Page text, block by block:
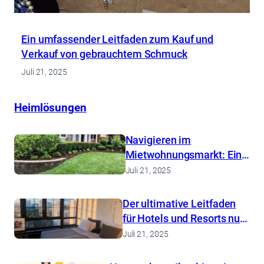
Ein umfassender Leitfaden zum Kauf und
Verkauf von gebrauchtem Schmuck
Juli 21, 2025
Heimlösungen
Navigieren im
Mietwohnungsmarkt: Ein
umfassender Leitfaden
Juli 21, 2025
Der ultimative Leitfaden
für Hotels und Resorts nur
für Erwachsene
Juli 21, 2025